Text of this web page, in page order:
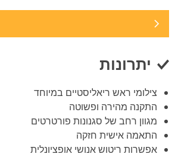
יתרונות
צילומי ראש ריאליסטיים במיוחד
התקנה מהירה ופשוטה
מגוון רחב של סגנונות פורטרטים
התאמה אישית חזקה
אפשרות ריטוש אנושי אופציונלית